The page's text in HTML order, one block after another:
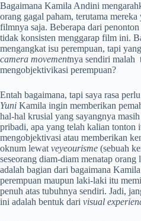
Bagaimana Kamila Andini
orang gagal paham, terutama
filmnya saja. Beberapa dari
tidak konsisten menggarap film ini.
mengangkat isu perempuan, tapi
camera movementnya sendiri malah
mengobjektivikasi perempuan?
Entah bagaimana, tapi saya rasa
Yuni Kamila ingin memberikan
hal-hal krusial yang sayangnya
pribadi, apa yang telah kalian tonton
mengobjektivasi atau memberikan
oknum lewat veyeourisme (sebuah
seseorang diam-diam menatap orang
adalah bagian dari bagaimana
perempuan maupun laki-laki itu
penuh atas tubuhnya sendiri. Jadi,
ini adalah bentuk dari visual